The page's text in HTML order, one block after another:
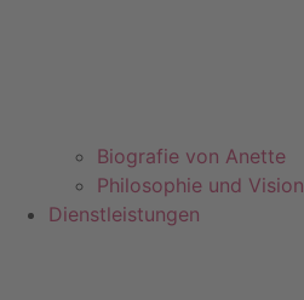
Biografie von Anette
Philosophie und Vision
Dienstleistungen